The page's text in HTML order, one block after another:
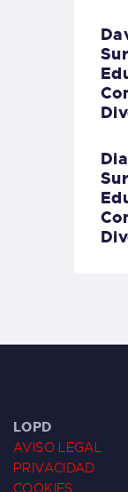
LOPD
AVISO LEGAL
PRIVACIDAD
COOKIES